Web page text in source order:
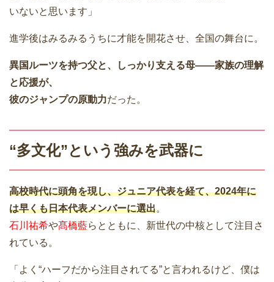
いないと思います」
進学後はみるみるうちに才能を開花させ、全国の舞台に。
異国ルーツを持つ父と、しっかり支える母――家族の理解
と応援が、
彼のジャンプの原動力だった。
“多文化”という強みを武器に
高校時代に頭角を現し、ジュニア代表を経て、2024年に
は早くも日本代表メンバーに選出。
石川祐希や髙橋藍らとともに、新世代の中核として注目さ
れている。
「よく“ハーフだから注目されてる”と言われるけど、僕は